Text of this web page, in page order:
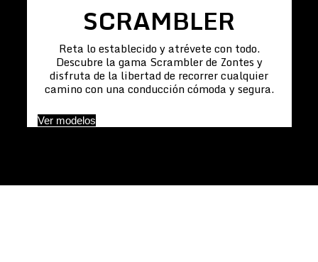
SCRAMBLER
Reta lo establecido y atrévete con todo.
Descubre la gama Scrambler de Zontes y
disfruta de la libertad de recorrer cualquier
camino con una conducción cómoda y segura.
Ver modelos